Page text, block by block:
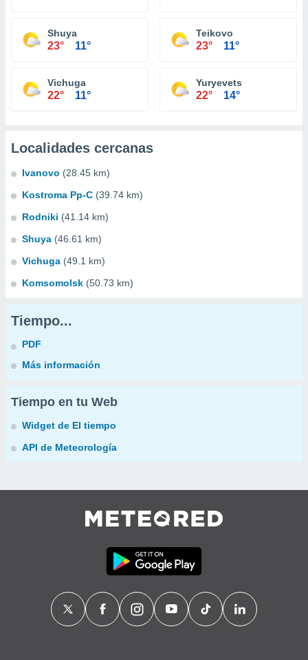
Shuya
23° 11°
Teikovo
23° 11°
Vichuga
22° 11°
Yuryevets
22° 14°
Localidades cercanas
Ivanovo (28.45 km)
Kostroma Pp-C (39.74 km)
Rodniki (41.14 km)
Shuya (46.61 km)
Vichuga (49.1 km)
Komsomolsk (50.73 km)
Tiempo...
PDF
Más información
Tiempo en tu Web
Widget de El tiempo
API de Meteorología